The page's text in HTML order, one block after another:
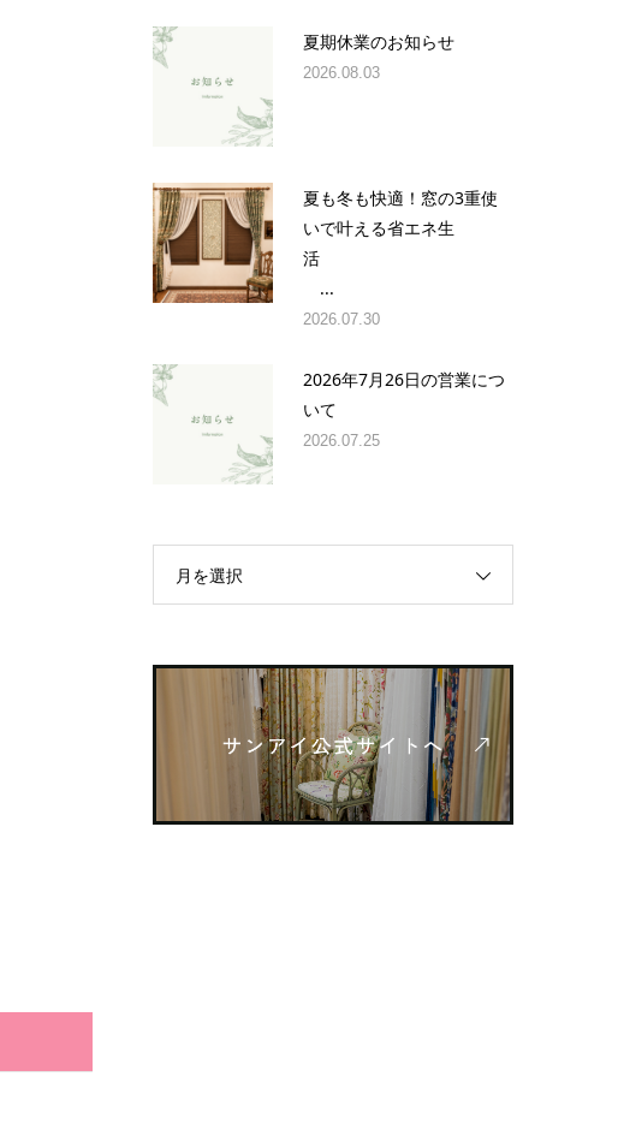
夏期休業のお知らせ
2026.08.03
夏も冬も快適！窓の3重使
いで叶える省エネ生
活
...
2026.07.30
2026年7月26日の営業につ
いて
2026.07.25
月を選択